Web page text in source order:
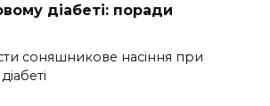
діабеті: поради
соняшникове насіння при